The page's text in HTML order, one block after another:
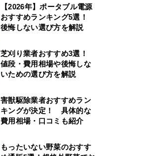
【2026年】ポータブル電源
おすすめランキング5選！
後悔しない選び方を解説
芝刈り業者おすすめ3選！
値段・費用相場や後悔しな
いための選び方を解説
害獣駆除業者おすすめラン
キングが決定！ 具体的な
費用相場・口コミも紹介
もったいない野菜のおすす